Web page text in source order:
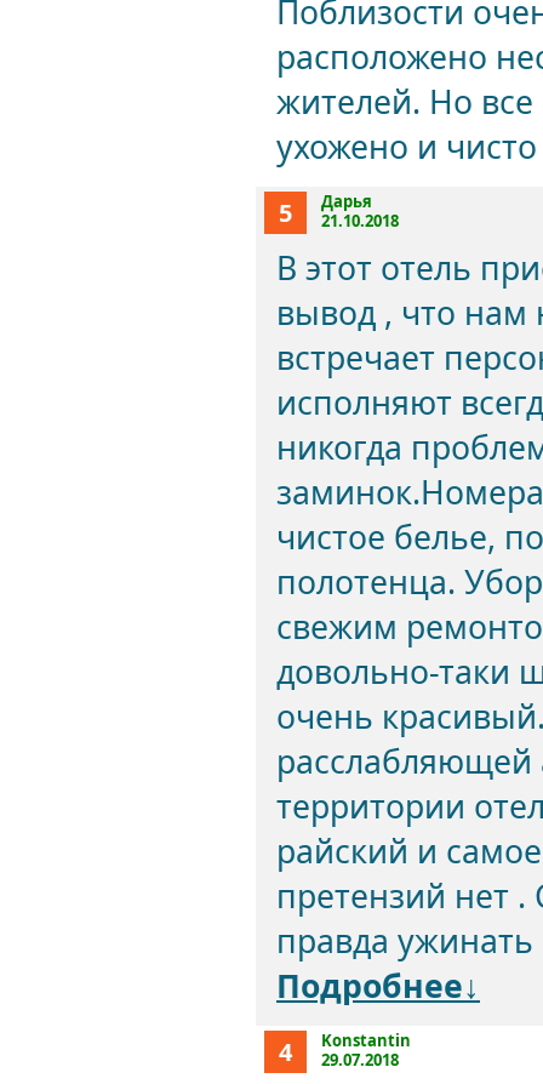
Поблизости
расположено
жителей. Но
ухожено и чисто
5
Дарья
21.10.2018
В этот отель
вывод , что нам
встречает
исполняют
никогда
чистое белье,
полотенца.
свежим
довольно-таки
очень
расслабляющей
территории
райский и
претензий нет .
правда
Подробнее↓
4
Konstantin
29.07.2018